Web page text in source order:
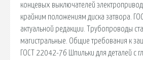
концевых выключателей
крайним положениям диска затвора.
актуальной редакции. Трубопроводы
магистральные. Общие требования к
ГОСТ 22042-76 Шпильки для деталей с